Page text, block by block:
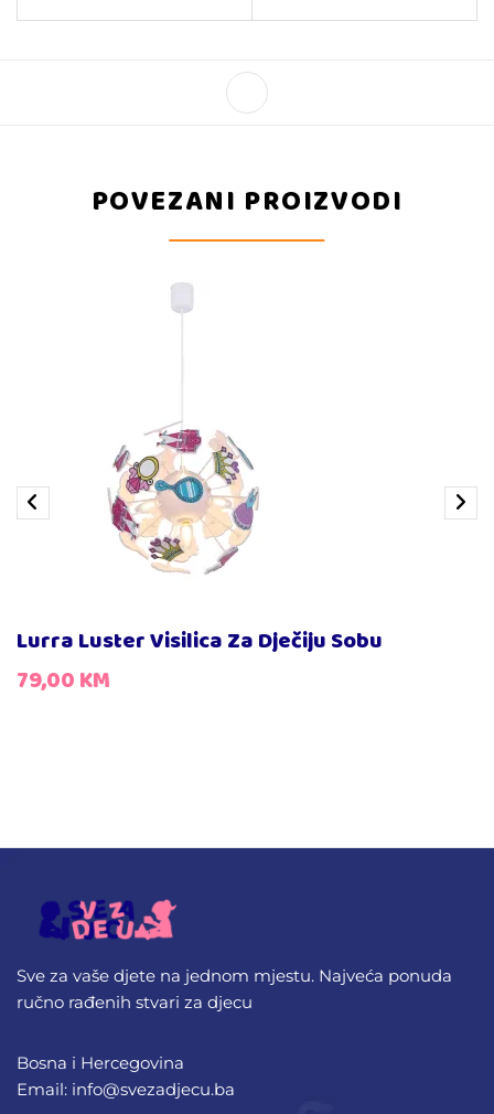
POVEZANI PROIZVODI
Lurra Luster Visilica Za Dječiju Sobu
79,00KM
Sve za vaše djete na jednom mjestu. Najveća ponuda
ručno rađenih stvari za djecu
Bosna i Hercegovina
Email: info@svezadjecu.ba